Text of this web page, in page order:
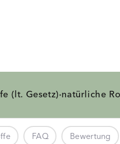
(lt. Gesetz)·natürliche
FAQ Bewertung